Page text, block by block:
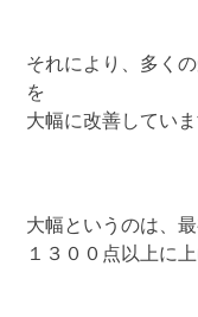
それにより、多く
を
大幅に改善していま
大幅というのは、
１３００点以上に